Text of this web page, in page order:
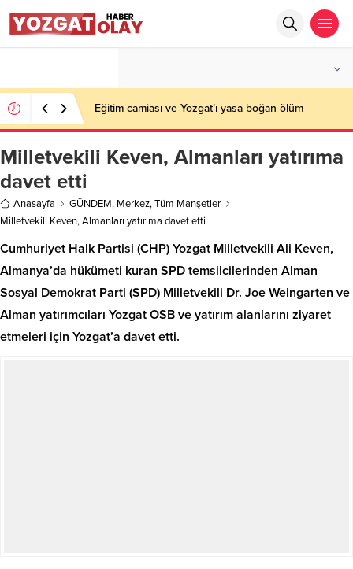
Eğitim camiası ve Yozgat’ı yasa boğan ölüm
Milletvekili Keven, Almanları yatırıma
davet etti
Anasayfa GÜNDEM, Merkez,Tüm Manşetler
Milletvekili Keven, Almanları yatırıma davet etti
Cumhuriyet Halk Partisi (CHP) Yozgat Milletvekili Ali Keven,
Almanya’da hükümeti kuran SPD temsilcilerinden Alman
Sosyal Demokrat Parti (SPD) Milletvekili Dr. Joe Weingarten ve
Alman yatırımcıları Yozgat OSB ve yatırım alanlarını ziyaret
etmeleri için Yozgat’a davet etti.